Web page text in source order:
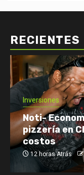
RECIENTES
Inversiones
Noti-
pizzería en
costos
12 horas Atrás